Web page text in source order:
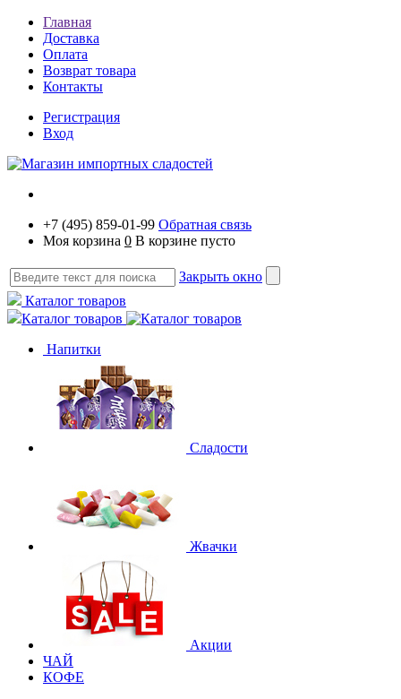
Главная
Доставка
Оплата
Возврат товара
Контакты
Регистрация
Вход
+7 (495) 859-01-99 Обратная связь
Моя корзина 0 В корзине пусто
Закрыть окно
Каталог товаров
Каталог товаров
Напитки
Сладости
Жвачки
Акции
ЧАЙ
КОФЕ